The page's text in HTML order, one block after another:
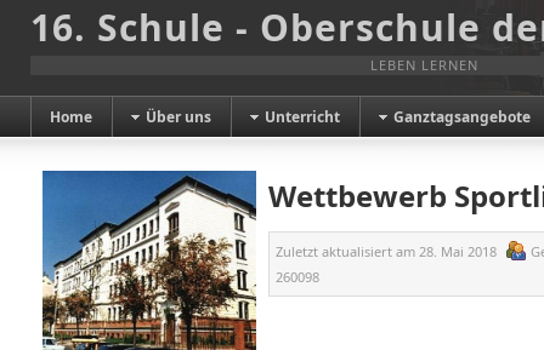
16. Schule - Oberschule
LEBEN LERNEN
Home Über uns Unterricht Ganztagsangebote
Wettbewerb
Zuletzt aktualisiert am 28. Mai 2018
260098